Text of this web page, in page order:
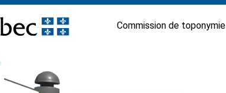
Commission de toponymie